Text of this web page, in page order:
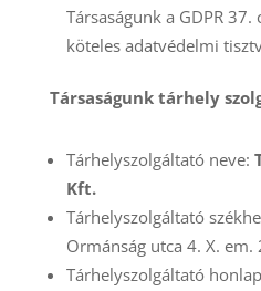
Társaságunk a GDPR
köteles adatvédelmi
Társaságunk tárhely
Tárhelyszolgáltató neve:
Kft.
Tárhelyszolgáltató
Ormánság utca 4. X. em.
Tárhelyszolgáltató